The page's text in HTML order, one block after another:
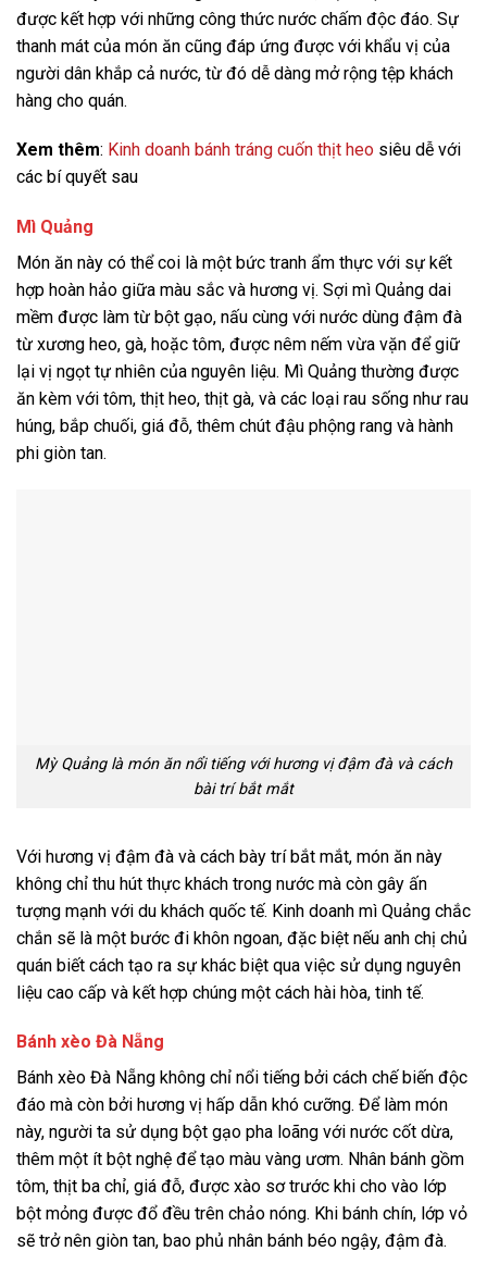
được kết hợp với những công thức nước chấm độc đáo. Sự
thanh mát của món ăn cũng đáp ứng được với khẩu vị của
người dân khắp cả nước, từ đó dễ dàng mở rộng tệp khách
hàng cho quán.
Xem thêm: Kinh doanh bánh tráng cuốn thịt heo siêu dễ với
các bí quyết sau
Mì Quảng
Món ăn này có thể coi là một bức tranh ẩm thực với sự kết
hợp hoàn hảo giữa màu sắc và hương vị. Sợi mì Quảng dai
mềm được làm từ bột gạo, nấu cùng với nước dùng đậm đà
từ xương heo, gà, hoặc tôm, được nêm nếm vừa vặn để giữ
lại vị ngọt tự nhiên của nguyên liệu. Mì Quảng thường được
ăn kèm với tôm, thịt heo, thịt gà, và các loại rau sống như rau
húng, bắp chuối, giá đỗ, thêm chút đậu phộng rang và hành
phi giòn tan.
Mỳ Quảng là món ăn nổi tiếng với hương vị đậm đà và cách
bài trí bắt mắt
Với hương vị đậm đà và cách bày trí bắt mắt, món ăn này
không chỉ thu hút thực khách trong nước mà còn gây ấn
tượng mạnh với du khách quốc tế. Kinh doanh mì Quảng chắc
chắn sẽ là một bước đi khôn ngoan, đặc biệt nếu anh chị chủ
quán biết cách tạo ra sự khác biệt qua việc sử dụng nguyên
liệu cao cấp và kết hợp chúng một cách hài hòa, tinh tế.
Bánh xèo Đà Nẵng
Bánh xèo Đà Nẵng không chỉ nổi tiếng bởi cách chế biến độc
đáo mà còn bởi hương vị hấp dẫn khó cưỡng. Để làm món
này, người ta sử dụng bột gạo pha loãng với nước cốt dừa,
thêm một ít bột nghệ để tạo màu vàng ươm. Nhân bánh gồm
tôm, thịt ba chỉ, giá đỗ, được xào sơ trước khi cho vào lớp
bột mỏng được đổ đều trên chảo nóng. Khi bánh chín, lớp vỏ
sẽ trở nên giòn tan, bao phủ nhân bánh béo ngậy, đậm đà.